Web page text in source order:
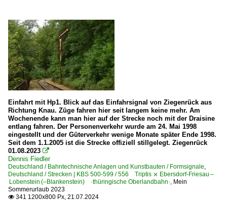
Einfahrt mit Hp1. Blick auf das Einfahrsignal von Ziegenrück aus
Richtung Knau. Züge fahren hier seit langem keine mehr. Am
Wochenende kann man hier auf der Strecke noch mit der Draisine
entlang fahren. Der Personenverkehr wurde am 24. Mai 1998
eingestellt und der Güterverkehr wenige Monate später Ende 1998.
Seit dem 1.1.2005 ist die Strecke offiziell stillgelegt. Ziegenrück
01.08.2023 
Dennis Fiedler
Deutschland / Bahntechnische Anlagen und Kunstbauten / Formsignale
Deutschland / Strecken | KBS 500-599 / 556 Triptis ⨯ Ebersdorf-Friesau –
Lobenstein (–Blankenstein) ·thüringische Oberlandbahn· Mein
Sommerurlaub 2023
 341 1200x800 Px, 21.07.2024